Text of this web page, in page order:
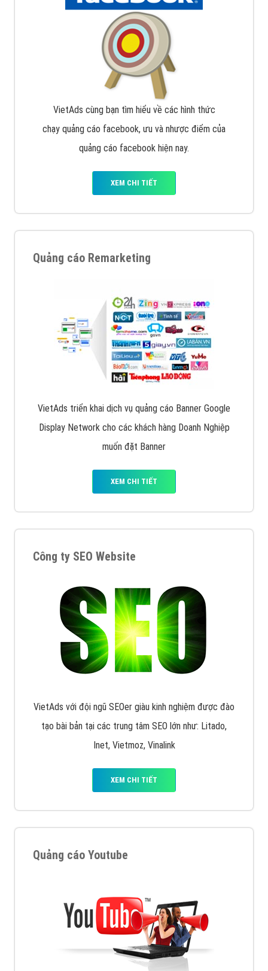
VietAds cùng bạn tìm hiểu về các hình thức
chạy quảng cáo facebook, ưu và nhược điểm của
quảng cáo facebook hiện nay.
XEM CHI TIẾT
Quảng cáo Remarketing
VietAds triển khai dịch vụ quảng cáo Banner Google
Display Network cho các khách hàng Doanh Nghiệp
muốn đặt Banner
XEM CHI TIẾT
Công ty SEO Website
VietAds với đội ngũ SEOer giàu kinh nghiệm được đào
tạo bài bản tại các trung tâm SEO lớn như: Litado,
Inet, Vietmoz, Vinalink
XEM CHI TIẾT
Quảng cáo Youtube